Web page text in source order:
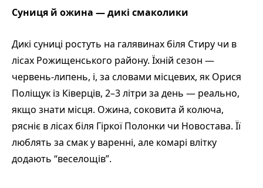
Суниця й ожина — дикі смаколики
Дикі суниці ростуть на галявинах біля Стиру чи в
лісах Рожищенського району. Їхній сезон —
червень-липень, і, за словами місцевих, як Орися
Поліщук із Ківерців, 2–3 літри за день — реально,
якщо знати місця. Ожина, соковита й колюча,
рясніє в лісах біля Гіркої Полонки чи Новостава. Її
люблять за смак у варенні, але комарі влітку
додають “веселощів”.